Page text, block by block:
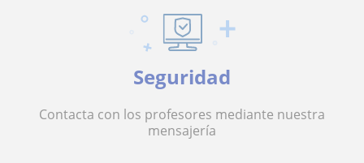
Seguridad
Contacta con los profesores mediante nuestra
mensajería